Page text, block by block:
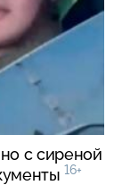
с сиреной
16+